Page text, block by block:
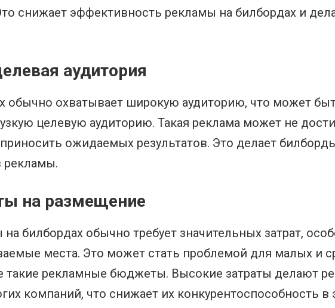
снижает эффективность рекламы на билбордах и
аудитория
обычно охватывает широкую аудиторию, что может
целевую аудиторию. Такая реклама может не
приносить ожидаемых результатов. Это делает
рекламы.
на размещение
билбордах обычно требует значительных затрат,
места. Это может стать проблемой для малых и
такие рекламные бюджеты. Высокие затраты делают
компаний, что снижает их конкурентоспособность в